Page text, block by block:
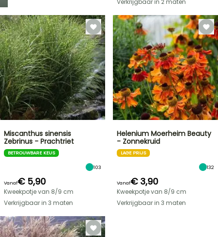
Verkrijgbaar in 2 maten
Miscanthus sinensis
Zebrinus - Prachtriet
BETROUWBARE KEUS
103
Vanaf€ 5,90
Kweekpotje van 8/9 cm
Verkrijgbaar in 3 maten
Helenium Moerheim Beauty
- Zonnekruid
LAGE PRIJS
132
Vanaf€ 3,90
Kweekpotje van 8/9 cm
Verkrijgbaar in 3 maten